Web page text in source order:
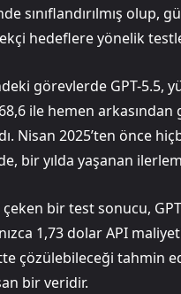
sınıflandırılmış olup,
hedeflere yönelik
görevlerde GPT-5.5,
ile hemen arkasından
Nisan 2025’ten önce
bir yılda yaşanan
bir test sonucu,
1,73 dolar API
çözülebileceği tahmin
bir veridir.